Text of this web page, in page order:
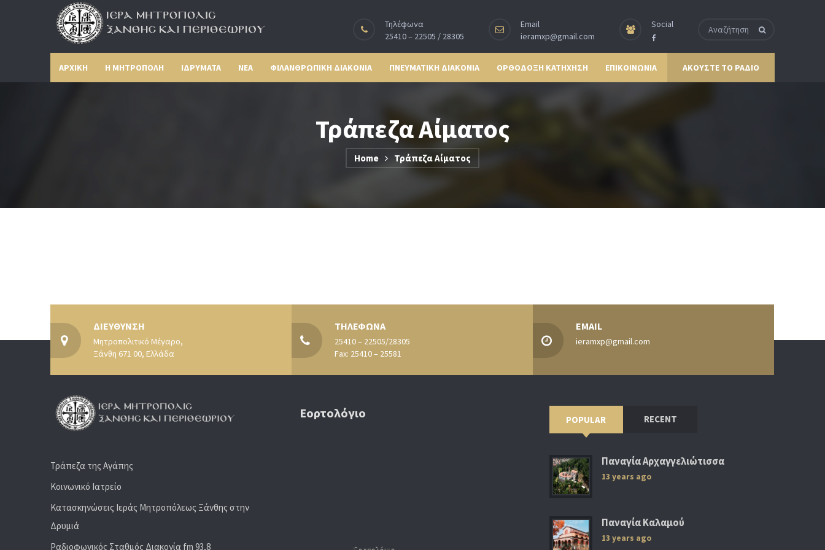
Τηλέφωνα
25410 – 22505 / 28305
Email
ieramxp@gmail.com
Social
ΑΡΧΙΚΗ Η ΜΗΤΡΟΠΟΛΗ ΙΔΡΥΜΑΤΑ ΝΕΑ ΦΙΛΑΝΘΡΩΠΙΚΗ ΔΙΑΚΟΝΙΑ ΠΝΕΥΜΑΤΙΚΗ ΔΙΑΚΟΝΙΑ ΟΡΘΟΔΟΞΗ ΚΑΤΗΧΗΣΗ ΕΠΙΚΟΙΝΩΝΙΑ ΑΚΟΥΣΤΕ ΤΟ ΡΑΔΙΟ
Τράπεζα Αίματος
Home Τράπεζα Αίματος
ΔΙΕΥΘΥΝΣΗ
Μητροπολιτικό Μέγαρο,
Ξάνθη 671 00, Ελλάδα
ΤΗΛΕΦΩΝΑ
25410 – 22505/28305
Fax: 25410 – 25581
EMAIL
ieramxp@gmail.com
Τράπεζα της Αγάπης
Κοινωνικό Ιατρείο
Κατασκηνώσεις Ιεράς Μητροπόλεως Ξάνθης στην
Δρυμιά
Ραδιoφωνικός Σταθμός Διακονία fm 93,8
Εορτολόγιο POPULAR RECENT
Παναγία Αρχαγγελιώτισσα
13 years ago
Παναγία Καλαμού
13 years ago